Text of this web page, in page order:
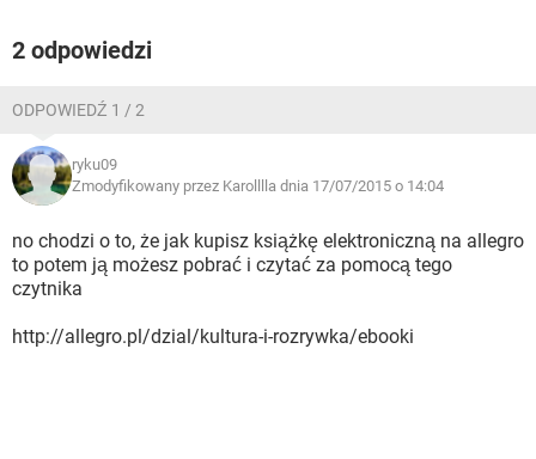
2 odpowiedzi
ODPOWIEDŹ 1 / 2
ryku09
Zmodyfikowany przez Karolllla dnia 17/07/2015 o 14:04
no chodzi o to, że jak kupisz książkę elektroniczną na allegro
to potem ją możesz pobrać i czytać za pomocą tego
czytnika
http://allegro.pl/dzial/kultura-i-rozrywka/ebooki